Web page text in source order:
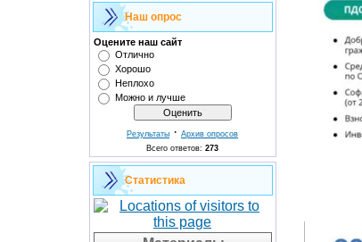
Наш опрос
Оцените наш сайт
Отлично
Хорошо
Неплохо
Можно и лучше
Результаты · Архив опросов
Всего ответов: 273
Статистика